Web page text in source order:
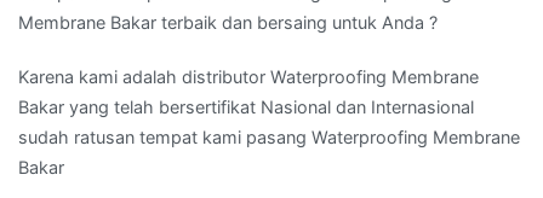
Membrane Bakar terbaik dan bersaing untuk Anda ?
Karena kami adalah distributor Waterproofing Membrane
Bakar yang telah bersertifikat Nasional dan Internasional
sudah ratusan tempat kami pasang Waterproofing Membrane
Bakar